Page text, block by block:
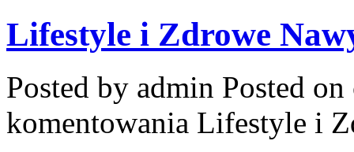
Lifestyle i Zdrowe
Posted by admin Posted
komentowania Lifestyle i